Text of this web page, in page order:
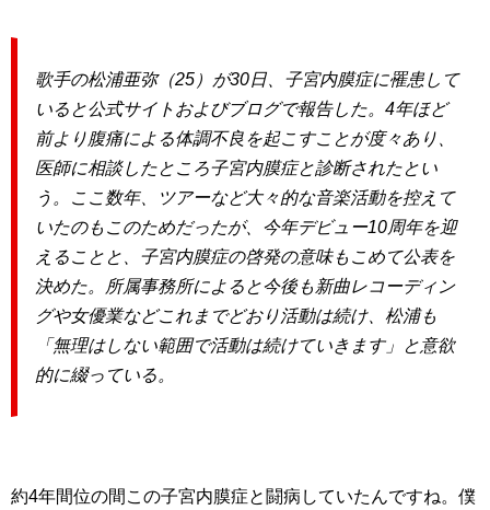
歌手の松浦亜弥（25）が30日、子宮内膜症に罹患して
いると公式サイトおよびブログで報告した。4年ほど
前より腹痛による体調不良を起こすことが度々あり、
医師に相談したところ子宮内膜症と診断されたとい
う。ここ数年、ツアーなど大々的な音楽活動を控えて
いたのもこのためだったが、今年デビュー10周年を迎
えることと、子宮内膜症の啓発の意味もこめて公表を
決めた。所属事務所によると今後も新曲レコーディン
グや女優業などこれまでどおり活動は続け、松浦も
「無理はしない範囲で活動は続けていきます」と意欲
的に綴っている。
約4年間位の間この子宮内膜症と闘病していたんですね。僕